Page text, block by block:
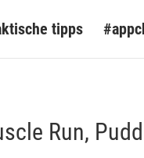
tipps
Run,